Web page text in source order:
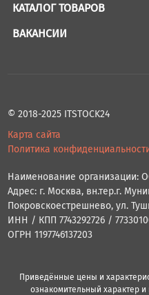
КАТАЛОГ ТОВАРОВ
ВАКАНСИИ
© 2018-2025 ITSTOCK24
Карта сайта
Политика
Наименование организации:
Адрес: г. Москва, вн.тер.г.
Покровскоестрешнево, ул.
ИНН / КПП 7743292726 /
ОГРН 1197746137203
Приведённые цены и
ознакомительный характер